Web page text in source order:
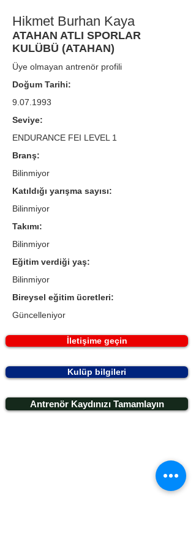
Hikmet Burhan Kaya
ATAHAN ATLI SPORLAR
KULÜBÜ (ATAHAN)
Üye olmayan antrenör profili
Doğum Tarihi:
9.07.1993
Seviye:
ENDURANCE FEI LEVEL 1
Branş:
Bilinmiyor
Katıldığı yarışma sayısı:
Bilinmiyor
Takımı:
Bilinmiyor
Eğitim verdiği yaş:
Bilinmiyor
Bireysel eğitim ücretleri:
Güncelleniyor
İletişime geçin
Kulüp bilgileri
Antrenör Kaydınızı Tamamlayın